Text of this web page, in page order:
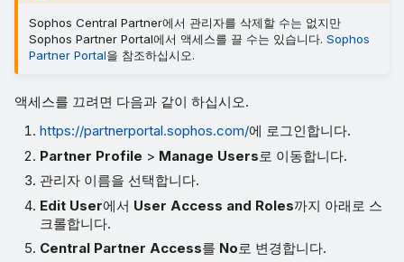
한국어
Português
Sophos Central Partner에서 관리자를 삭제할 수는 없지만
Sophos Partner Portal에서 액세스를 끌 수는 있습니다. Sophos
Partner Portal을 참조하십시오.
액세스를 끄려면 다음과 같이 하십시오.
https://partnerportal.sophos.com/에 로그인합니다.
Partner Profile > Manage Users로 이동합니다.
관리자 이름을 선택합니다.
Edit User에서 User Access and Roles까지 아래로 스
크롤합니다.
Central Partner Access를 No로 변경합니다.